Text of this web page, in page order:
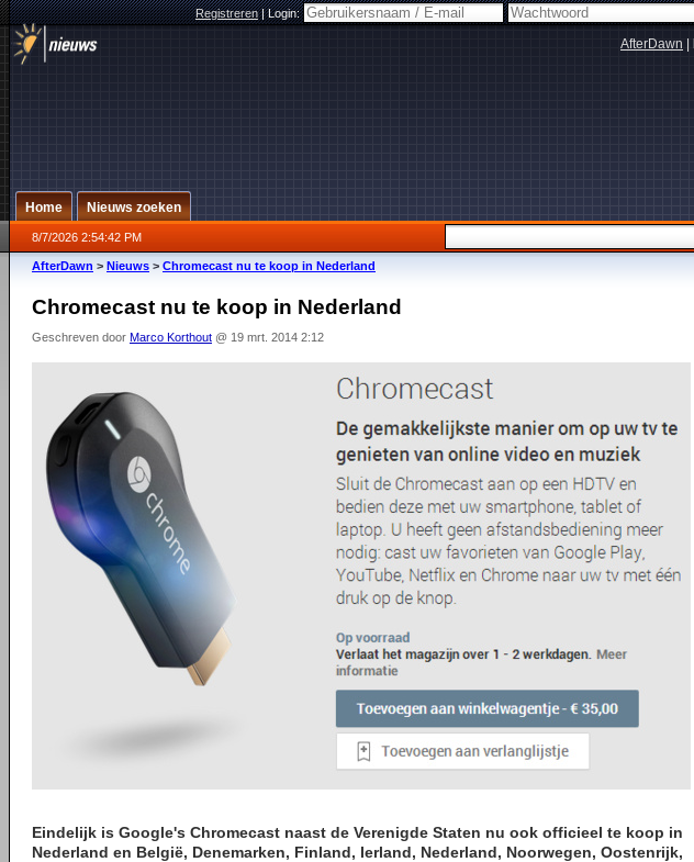
Registreren|Login:
AfterDawn
Home Nieuws zoeken
8/7/2026 2:54:42 PM
AfterDawn > Nieuws > Chromecast nu te koop in Nederland
Chromecast nu te koop in Nederland
Geschreven door Marco Korthout @ 19 mrt. 2014 2:12
Eindelijk is Google's Chromecast naast de Verenigde Staten nu ook officieel te koop in
Nederland en België, Denemarken, Finland, Ierland, Nederland, Noorwegen, Oostenrijk,